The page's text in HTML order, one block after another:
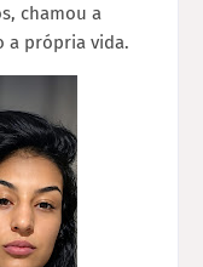
chamou a
a própria vida.